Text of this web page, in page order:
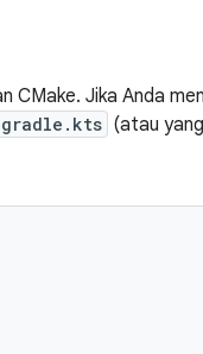
CMake. Jika Anda
(atau